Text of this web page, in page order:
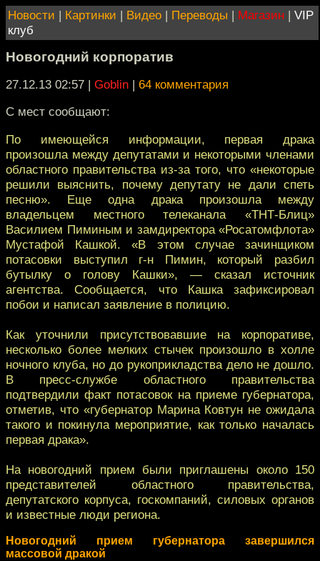
Новости | Картинки | Видео | Переводы | Магазин | VIP
клуб
Новогодний корпоратив
27.12.13 02:57 | Goblin | 64 комментария
С мест сообщают:
По имеющейся информации, первая драка
произошла между депутатами и некоторыми членами
областного правительства из-за того, что «некоторые
решили выяснить, почему депутату не дали спеть
песню». Еще одна драка произошла между
владельцем местного телеканала «ТНТ-Блиц»
Василием Пиминым и замдиректора «Росатомфлота»
Мустафой Кашкой. «В этом случае зачинщиком
потасовки выступил г-н Пимин, который разбил
бутылку о голову Кашки», — сказал источник
агентства. Сообщается, что Кашка зафиксировал
побои и написал заявление в полицию.
Как уточнили присутствовавшие на корпоративе,
несколько более мелких стычек произошло в холле
ночного клуба, но до рукоприкладства дело не дошло.
В пресс-службе областного правительства
подтвердили факт потасовок на приеме губернатора,
отметив, что «губернатор Марина Ковтун не ожидала
такого и покинула мероприятие, как только началась
первая драка».
На новогодний прием были приглашены около 150
представителей областного правительства,
депутатского корпуса, госкомпаний, силовых органов
и известные люди региона.
Новогодний прием губернатора завершился
массовой дракой